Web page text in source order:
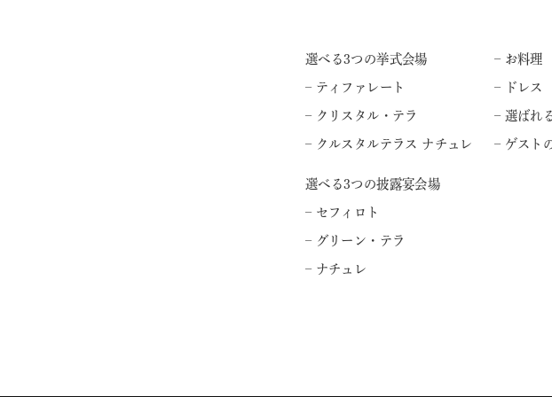
選べる3つの挙式会場
– ティファレート
– クリスタル・テラ
– クルスタルテラス ナチュレ
選べる3つの披露宴会場
– セフィロト
– グリーン・テラ
– ナチュレ
– お料理
– ドレス
– 選ばれ
– ゲスト